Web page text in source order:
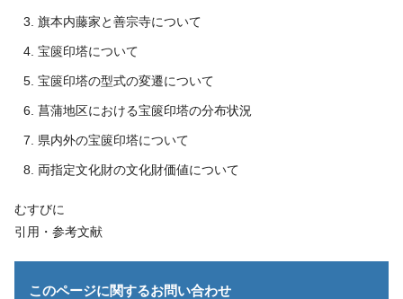
旗本内藤家と善宗寺について
宝篋印塔について
宝篋印塔の型式の変遷について
菖蒲地区における宝篋印塔の分布状況
県内外の宝篋印塔について
両指定文化財の文化財価値について
むすびに
引用・参考文献
このページに関するお問い合わせ